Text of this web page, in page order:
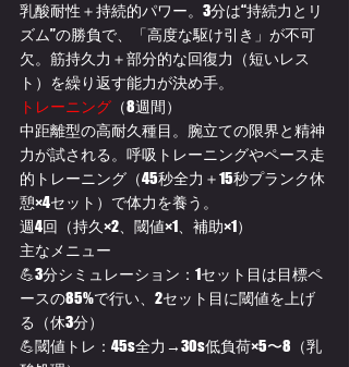
乳酸耐性＋持続的パワー。3分は“持続力とリ
ズム”の勝負で、「高度な駆け引き」が不可
欠。筋持久力＋部分的な回復力（短いレス
ト）を繰り返す能力が決め手。
トレーニング （8週間）
中距離型の高耐久種目。腕立ての限界と精神
力が試される。呼吸トレーニングやペース走
的トレーニング（45秒全力＋15秒プランク休
憩×4セット）で体力を養う。
週4回（持久×2、閾値×1、補助×1）
主なメニュー
💪3分シミュレーション：1セット目は目標ペ
ースの85%で行い、2セット目に閾値を上げ
る（休3分）
💪閾値トレ：45s全力→30s低負荷×5〜8（乳